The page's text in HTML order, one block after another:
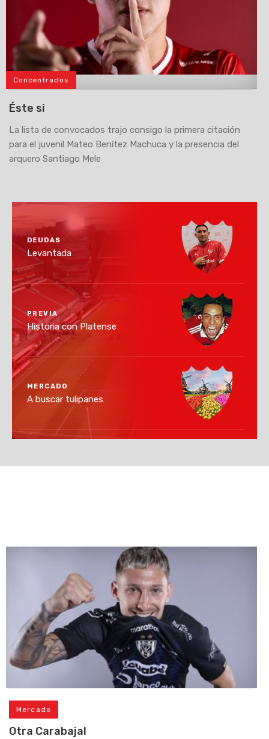
Concentrados
Éste si
La lista de convocados trajo consigo la primera citación
para el juvenil Mateo Benítez Machuca y la presencia del
arquero Santiago Mele
DEUDAS
Levantada
PREVIA
Historia con Platense
MERCADO
A buscar tulipanes
Mercado
Otra Carabajal